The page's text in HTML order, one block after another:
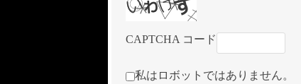
CAPTCHA コード
私はロボットではありません。